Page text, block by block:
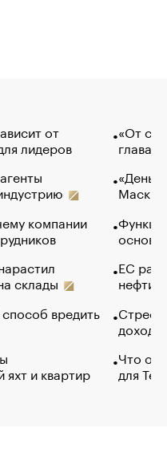
от
лидеров
компании
склады
вредить
и квартир
«От
глава
Маск в
основ
ЕС
нефти
Что
для